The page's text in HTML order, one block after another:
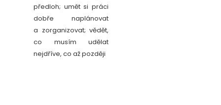
předloh; umět si práci
dobře naplánovat
a zorganizovat; vědět,
co musím udělat
nejdříve, co až později